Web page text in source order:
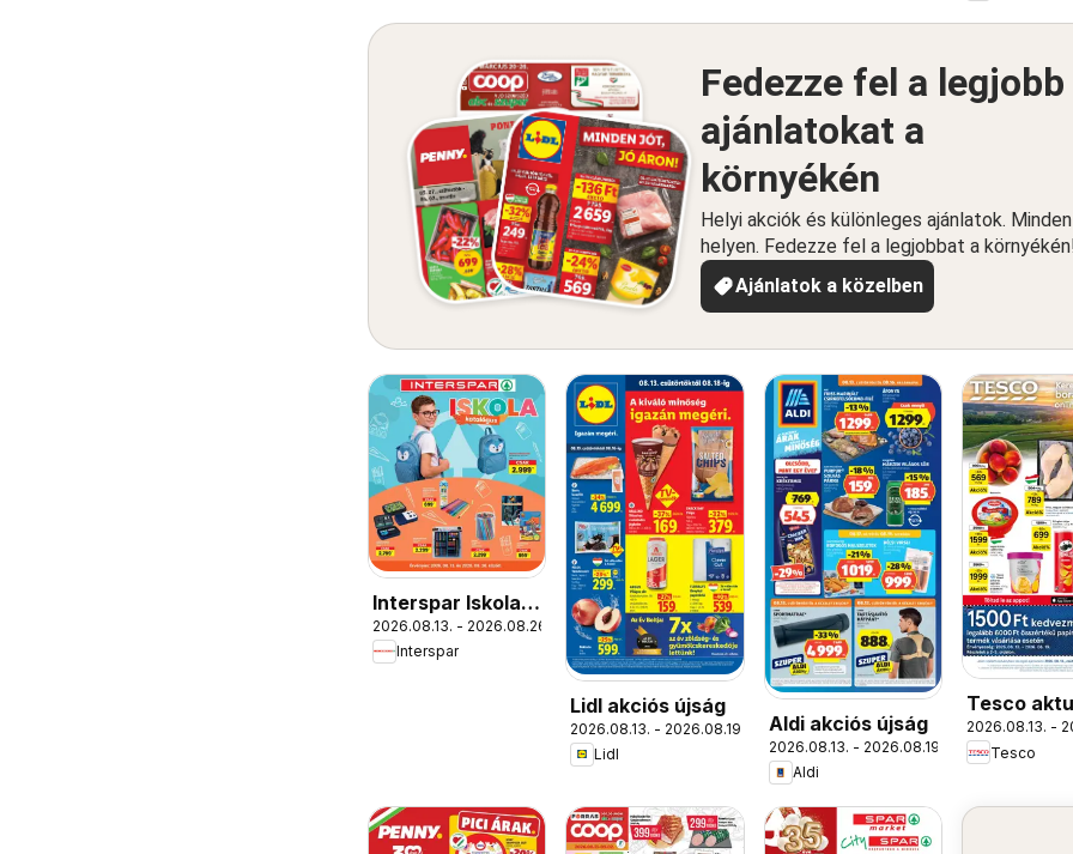
Fedezze fel a legjobb
ajánlatokat a
környékén
Helyi akciók és különleges ajánlatok.
helyen. Fedezze fel a legjobbat a
Ajánlatok a közelben
Interspar Iskola
katalógus
2026.08.13. - 2026.08.26.
Interspar
Lidl akciós újság
2026.08.13. - 2026.08.19.
Lidl
Aldi akciós újság
2026.08.13. - 2026.08.19.
Aldi
Tesco
akciós
2026.08.13. -
Tesco